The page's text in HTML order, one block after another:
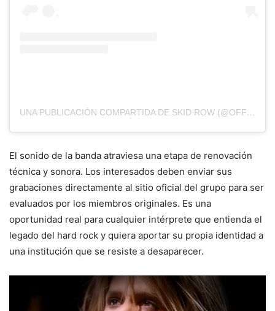
UNA PUBLICACIÓN COMPARTIDA DE SKID ROW (@OFFICIALSKIDROW)
El sonido de la banda atraviesa una etapa de renovación
técnica y sonora. Los interesados deben enviar sus
grabaciones directamente al sitio oficial del grupo para ser
evaluados por los miembros originales. Es una
oportunidad real para cualquier intérprete que entienda el
legado del hard rock y quiera aportar su propia identidad a
una institución que se resiste a desaparecer.